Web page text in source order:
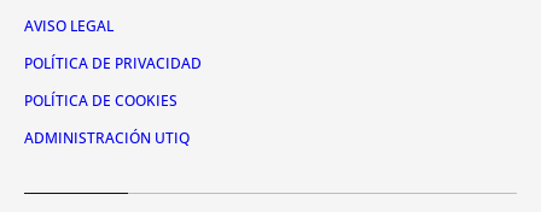
AVISO LEGAL
POLÍTICA DE PRIVACIDAD
POLÍTICA DE COOKIES
ADMINISTRACIÓN UTIQ